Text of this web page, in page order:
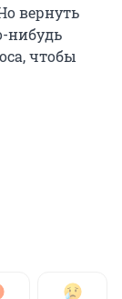
вернуть
нибудь
чтобы